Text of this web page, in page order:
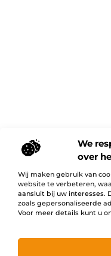
We
over
Wij maken gebruik van
website te verbeteren,
aansluit bij uw interesses.
zoals gepersonaliseerde
Voor meer details kunt u